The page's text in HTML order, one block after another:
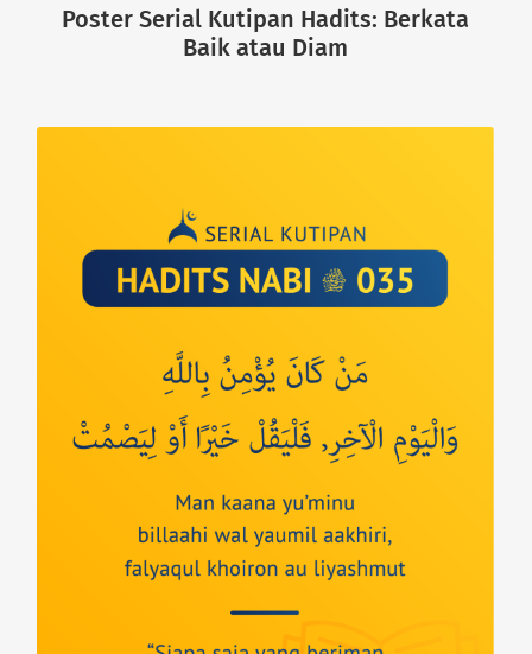
Poster Serial Kutipan Hadits: Berkata
Baik atau Diam